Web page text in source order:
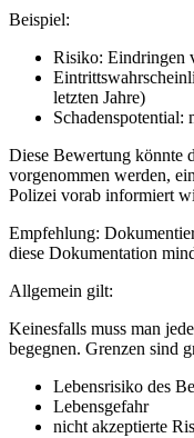
Beispiel:
Risiko: Eindringen
letzten Jahre)
Schadenspotential:
Diese Bewertung könnte
vorgenommen werden,
Polizei vorab informiert
Empfehlung:
diese Dokumentation
Allgemein gilt:
Keinesfalls muss man
begegnen. Grenzen sind
Lebensrisiko des
Lebensgefahr
nicht akzeptierte